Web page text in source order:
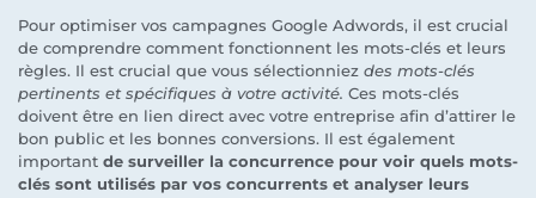
Pour optimiser vos campagnes Google Adwords, il est crucial
de comprendre comment fonctionnent les mots-clés et leurs
règles. Il est crucial que vous sélectionniez des mots-clés
pertinents et spécifiques à votre activité. Ces mots-clés
doivent être en lien direct avec votre entreprise afin d’attirer le
bon public et les bonnes conversions. Il est également
important de surveiller la concurrence pour voir quels mots-
clés sont utilisés par vos concurrents et analyser leurs